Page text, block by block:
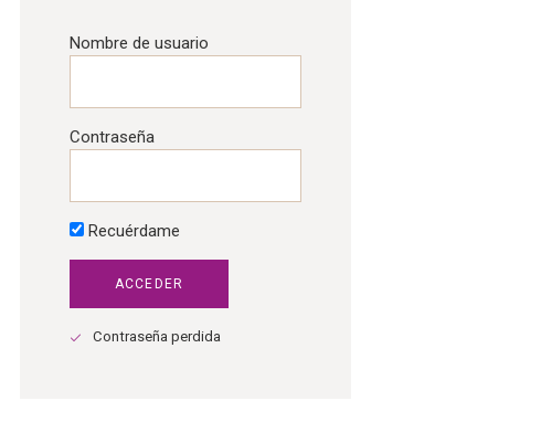
Nombre de usuario
Contraseña
Recuérdame
Contraseña perdida